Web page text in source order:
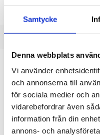
Samtycke
Denna webbplats
Vi använder
och annonserna till
för sociala medier och
vidarebefordrar även
information från din
annons- och
10 olika fiskarter vilket